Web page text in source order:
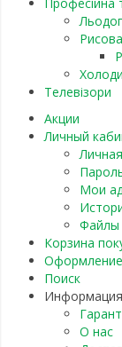
Телевізори
Акции
Личный
Мои
Файлы
Корзина
Оформление
Поиск
Информация
О нас